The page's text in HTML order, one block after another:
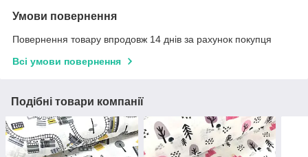
Умови повернення
Повернення товару впродовж 14 днів за рахунок покупця
Всі умови повернення
Подібні товари компанії